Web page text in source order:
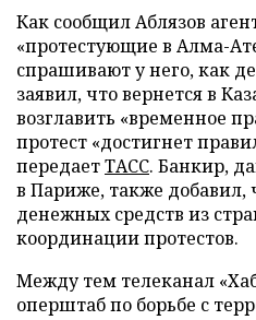
Как сообщил Аблязов
«протестующие в Алма-
спрашивают у него, как
заявил, что вернется в
возглавить «временное
протест «достигнет
передаетТАСС. Банкир,
в Париже, также добавил,
денежных средств из
координации протестов.
Между тем телеканал
оперштаб по борьбе с